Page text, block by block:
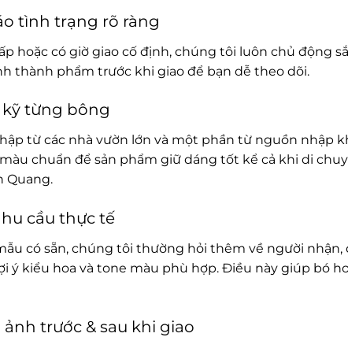
tình trạng rõ ràng
hoặc có giờ giao cố định, chúng tôi luôn chủ động
thành phẩm trước khi giao để bạn dễ theo dõi.
từng bông
từ các nhà vườn lớn và một phần từ nguồn nhập
chuẩn để sản phẩm giữ dáng tốt kể cả khi di
Quang.
cầu thực tế
có sẵn, chúng tôi thường hỏi thêm về người nhận,
ý kiểu hoa và tone màu phù hợp. Điều này giúp bó
trước & sau khi giao